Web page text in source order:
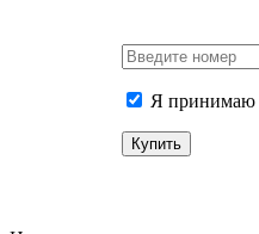
Я принимаю